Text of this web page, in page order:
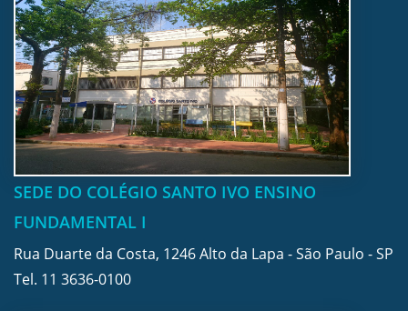
SEDE DO COLÉGIO SANTO IVO ENSINO
FUNDAMENTAL I
Rua Duarte da Costa, 1246 Alto da Lapa - São Paulo - SP
Tel. 11 3636-0100